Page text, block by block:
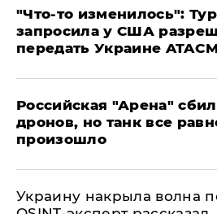
​"Что-то изменилось":
запросила у США
передать Украине
​Российская "Арена"
дронов, но танк все
произошло
​Украину накрыла волна